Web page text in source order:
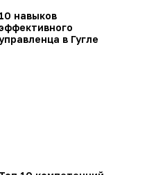
10 навыков
в Гугле